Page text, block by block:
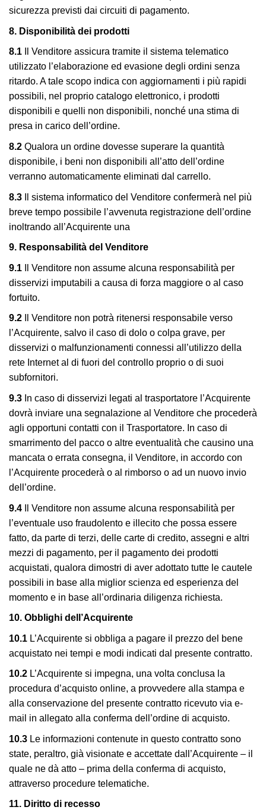
sicurezza previsti dai circuiti di pagamento.
8. Disponibilità dei prodotti
8.1 Il Venditore assicura tramite il sistema telematico
utilizzato l’elaborazione ed evasione degli ordini senza
ritardo. A tale scopo indica con aggiornamenti i più rapidi
possibili, nel proprio catalogo elettronico, i prodotti
disponibili e quelli non disponibili, nonché una stima di
presa in carico dell’ordine.
8.2 Qualora un ordine dovesse superare la quantità
disponibile, i beni non disponibili all’atto dell’ordine
verranno automaticamente eliminati dal carrello.
8.3 Il sistema informatico del Venditore confermerà nel più
breve tempo possibile l’avvenuta registrazione dell’ordine
inoltrando all’Acquirente una
9. Responsabilità del Venditore
9.1 Il Venditore non assume alcuna responsabilità per
disservizi imputabili a causa di forza maggiore o al caso
fortuito.
9.2 Il Venditore non potrà ritenersi responsabile verso
l’Acquirente, salvo il caso di dolo o colpa grave, per
disservizi o malfunzionamenti connessi all’utilizzo della
rete Internet al di fuori del controllo proprio o di suoi
subfornitori.
9.3 In caso di disservizi legati al trasportatore l’Acquirente
dovrà inviare una segnalazione al Venditore che procederà
agli opportuni contatti con il Trasportatore. In caso di
smarrimento del pacco o altre eventualità che causino una
mancata o errata consegna, il Venditore, in accordo con
l’Acquirente procederà o al rimborso o ad un nuovo invio
dell’ordine.
9.4 Il Venditore non assume alcuna responsabilità per
l’eventuale uso fraudolento e illecito che possa essere
fatto, da parte di terzi, delle carte di credito, assegni e altri
mezzi di pagamento, per il pagamento dei prodotti
acquistati, qualora dimostri di aver adottato tutte le cautele
possibili in base alla miglior scienza ed esperienza del
momento e in base all’ordinaria diligenza richiesta.
10. Obblighi dell’Acquirente
10.1 L’Acquirente si obbliga a pagare il prezzo del bene
acquistato nei tempi e modi indicati dal presente contratto.
10.2 L’Acquirente si impegna, una volta conclusa la
procedura d’acquisto online, a provvedere alla stampa e
alla conservazione del presente contratto ricevuto via e-
mail in allegato alla conferma dell’ordine di acquisto.
10.3 Le informazioni contenute in questo contratto sono
state, peraltro, già visionate e accettate dall’Acquirente – il
quale ne dà atto – prima della conferma di acquisto,
attraverso procedure telematiche.
11. Diritto di recesso